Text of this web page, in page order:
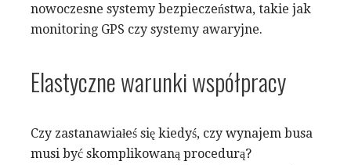
nowoczesne systemy bezpieczeństwa, takie jak
monitoring GPS czy systemy awaryjne.
Elastyczne warunki współpracy
Czy zastanawiałeś się kiedyś, czy wynajem busa
musi być skomplikowaną procedurą?